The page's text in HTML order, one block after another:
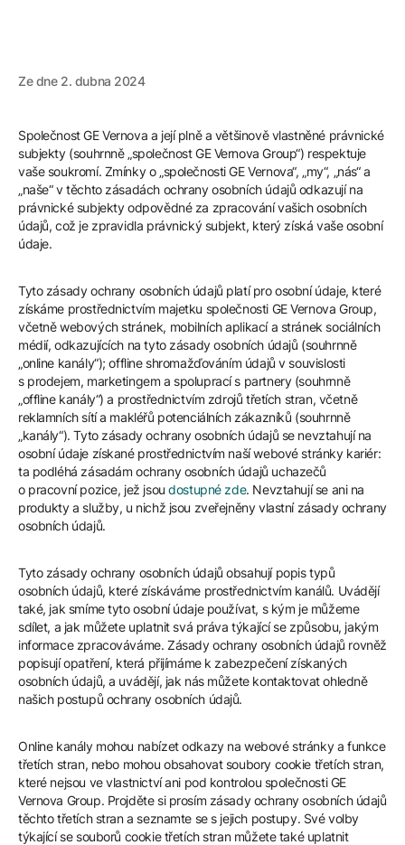
Careers
Contact
Ze dne 2. dubna 2024
Společnost GE Vernova a její plně a většinově vlastněné právnické
subjekty (souhrnně „společnost GE Vernova Group“) respektuje
vaše soukromí. Zmínky o „společnosti GE Vernova“, „my“, „nás“ a
„naše“ v těchto zásadách ochrany osobních údajů odkazují na
právnické subjekty odpovědné za zpracování vašich osobních
údajů, což je zpravidla právnický subjekt, který získá vaše osobní
údaje.
Tyto zásady ochrany osobních údajů platí pro osobní údaje, které
získáme prostřednictvím majetku společnosti GE Vernova Group,
včetně webových stránek, mobilních aplikací a stránek sociálních
médií, odkazujících na tyto zásady osobních údajů (souhrnně
„online kanály“); offline shromažďováním údajů v souvislosti
s prodejem, marketingem a spoluprací s partnery (souhrnně
„offline kanály“) a prostřednictvím zdrojů třetích stran, včetně
reklamních sítí a makléřů potenciálních zákazníků (souhrnně
„kanály“). Tyto zásady ochrany osobních údajů se nevztahují na
osobní údaje získané prostřednictvím naší webové stránky kariér:
ta podléhá zásadám ochrany osobních údajů uchazečů
o pracovní pozice, jež jsoudostupné zde. Nevztahují se ani na
produkty a služby, u nichž jsou zveřejněny vlastní zásady ochrany
osobních údajů.
Tyto zásady ochrany osobních údajů obsahují popis typů
osobních údajů, které získáváme prostřednictvím kanálů. Uvádějí
také, jak smíme tyto osobní údaje používat, s kým je můžeme
sdílet, a jak můžete uplatnit svá práva týkající se způsobu, jakým
informace zpracováváme. Zásady ochrany osobních údajů rovněž
popisují opatření, která přijímáme k zabezpečení získaných
osobních údajů, a uvádějí, jak nás můžete kontaktovat ohledně
našich postupů ochrany osobních údajů.
Online kanály mohou nabízet odkazy na webové stránky a funkce
třetích stran, nebo mohou obsahovat soubory cookie třetích stran,
které nejsou ve vlastnictví ani pod kontrolou společnosti GE
Vernova Group. Projděte si prosím zásady ochrany osobních údajů
těchto třetích stran a seznamte se s jejich postupy. Své volby
týkající se souborů cookie třetích stran můžete také uplatnit